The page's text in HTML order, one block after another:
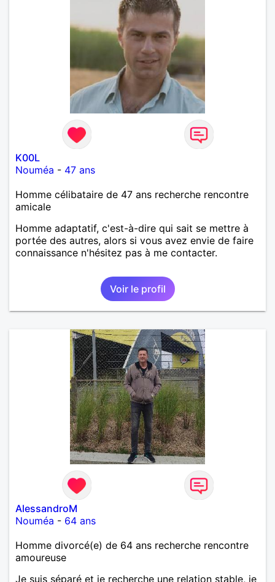
K00L
Nouméa - 47 ans
Homme célibataire de 47 ans recherche rencontre
amicale
Homme adaptatif, c'est-à-dire qui sait se mettre à
portée des autres, alors si vous avez envie de faire
connaissance n'hésitez pas à me contacter.
Voir le profil
AlessandroM
Nouméa - 64 ans
Homme divorcé(e) de 64 ans recherche rencontre
amoureuse
Je suis séparé et je recherche une relation stable, je